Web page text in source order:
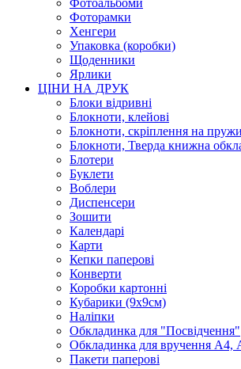
Фотоальбоми
Фоторамки
Хенгери
Упаковка (коробки)
Щоденники
Ярлики
ЦІНИ НА ДРУК
Блоки відривні
Блокноти, клейові
Блокноти, скріплення на
Блокноти, Тверда книжна
Блотери
Буклети
Воблери
Диспенсери
Зошити
Календарі
Карти
Кепки паперові
Конверти
Коробки картонні
Кубарики (9х9см)
Наліпки
Обкладинка для "Посвідчення"
Обкладинка для вручення А4,
Пакети паперові